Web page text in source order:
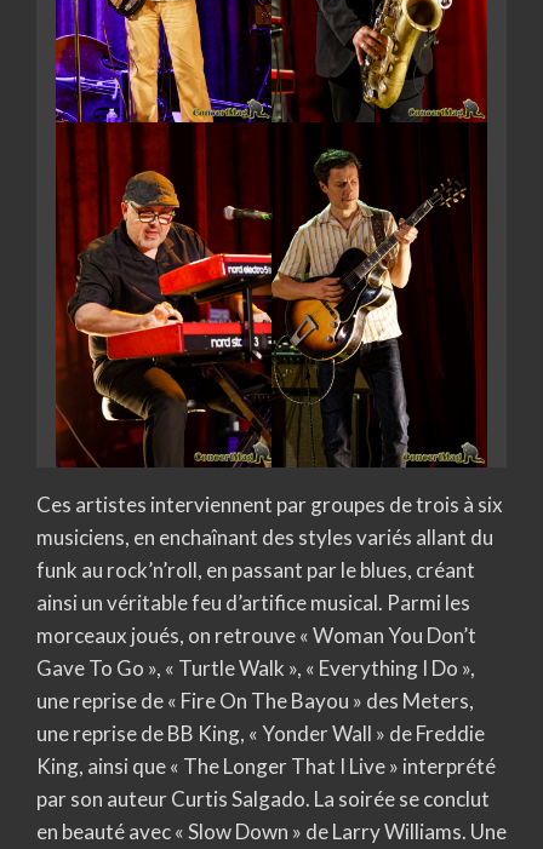
Ces artistes interviennent par groupes de trois à six
musiciens, en enchaînant des styles variés allant du
funk au rock’n’roll, en passant par le blues, créant
ainsi un véritable feu d’artifice musical. Parmi les
morceaux joués, on retrouve « Woman You Don’t
Gave To Go », « Turtle Walk », « Everything I Do »,
une reprise de « Fire On The Bayou » des Meters,
une reprise de BB King, « Yonder Wall » de Freddie
King, ainsi que « The Longer That I Live » interprété
par son auteur Curtis Salgado. La soirée se conclut
en beauté avec « Slow Down » de Larry Williams. Une